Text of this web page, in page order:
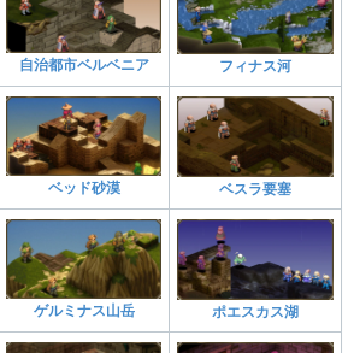
自治都市ベルベニア フィナス河
ベッド砂漠 ベスラ要塞
ゲルミナス山岳 ポエスカス湖